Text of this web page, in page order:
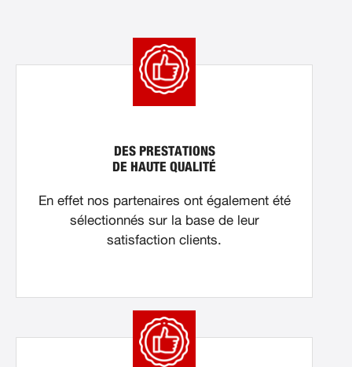
DES PRESTATIONS
DE HAUTE QUALITÉ
En effet nos partenaires ont également été
sélectionnés sur la base de leur
satisfaction clients.